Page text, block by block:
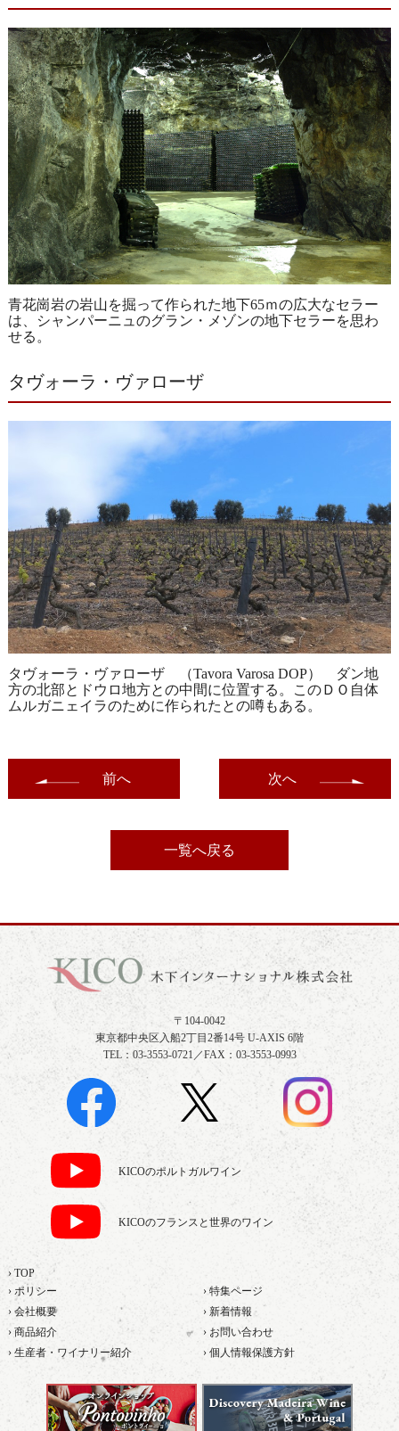
青花崗岩の岩山を掘って作られた地下65ｍの広大なセラー
は、シャンパーニュのグラン・メゾンの地下セラーを思わ
せる。
タヴォーラ・ヴァローザ
タヴォーラ・ヴァローザ （Tavora Varosa DOP） ダン地
方の北部とドウロ地方との中間に位置する。このＤＯ自体
ムルガニェイラのために作られたとの噂もある。
前へ
一覧へ戻る
次へ
〒104-0042
東京都中央区入船2丁目2番14号 U-AXIS 6階
TEL：03-3553-0721／FAX：03-3553-0993
KICOのポルトガルワイン
KICOのフランスと世界のワイン
› TOP
› ポリシー
› 特集ページ
› 会社概要
› 新着情報
› 商品紹介
› お問い合わせ
› 生産者・ワイナリー紹介
› 個人情報保護方針